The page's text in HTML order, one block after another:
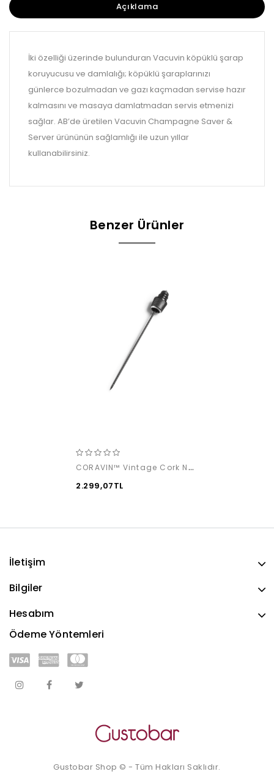
Açıklama
İki özelliği üzerinde bulunduran Vacuvin köpüklü şarap
koruyucusu ve damlalığı; köpüklü şaraplarınızı
günlerce bozulmadan ve gazı kaçmadan servise hazır
kalmasını ve masaya damlatmadan servis etmenizi
sağlar. AB’de üretilen Vacuvin Champagne Saver &
Server ürününün sağlamlığı ile uzun yıllar
kullanabilirsiniz.
Benzer Ürünler
CORAVIN™ Vintage Cork Needle
2.299,07TL
İletişim
Bilgiler
Hesabım
Ödeme Yöntemleri
Gustobar Shop © - Tüm Hakları Saklıdır.